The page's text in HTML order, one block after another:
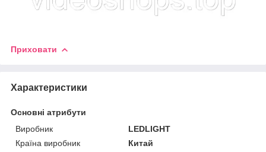
Приховати
Характеристики
Основні атрибути
Виробник
LEDLIGHT
Країна виробник
Китай